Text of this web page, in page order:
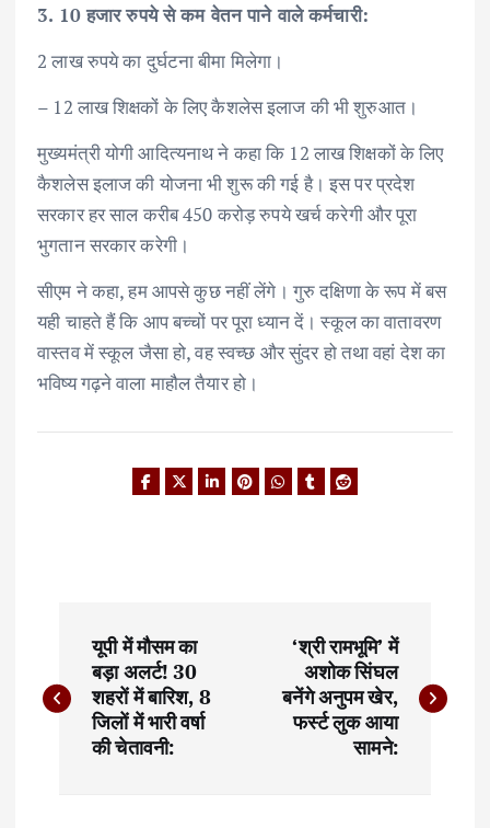
3. 10 हजार रुपये से कम वेतन पाने वाले कर्मचारी:
2 लाख रुपये का दुर्घटना बीमा मिलेगा।
– 12 लाख शिक्षकों के लिए कैशलेस इलाज की भी शुरुआत।
मुख्यमंत्री योगी आदित्यनाथ ने कहा कि 12 लाख शिक्षकों के लिए
कैशलेस इलाज की योजना भी शुरू की गई है। इस पर प्रदेश
सरकार हर साल करीब 450 करोड़ रुपये खर्च करेगी और पूरा
भुगतान सरकार करेगी।
सीएम ने कहा, हम आपसे कुछ नहीं लेंगे। गुरु दक्षिणा के रूप में बस
यही चाहते हैं कि आप बच्चों पर पूरा ध्यान दें। स्कूल का वातावरण
वास्तव में स्कूल जैसा हो, वह स्वच्छ और सुंदर हो तथा वहां देश का
भविष्य गढ़ने वाला माहौल तैयार हो।
s
यूपी में मौसम का
बड़ा अलर्ट! 30
शहरों में बारिश, 8
जिलों में भारी वर्षा
की चेतावनी:
‘श्री रामभूमि’ में
अशोक सिंघल
बनेंगे अनुपम खेर,
फर्स्ट लुक आया
सामने: